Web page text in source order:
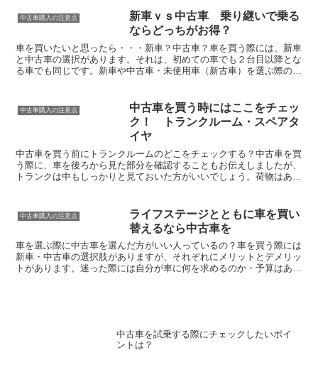
中古車購入の注意点
新車ｖｓ中古車 乗り継いで乗る
ならどっちがお得？
車を買いたいと思ったら・・・新車？中古車？車を買う際には、新車
と中古車の選択があります。それは、初めての車でも２台目以降とな
る車でも同じです。新車や中古車・未使用車（新古車）を選ぶ際のメ
中古車購入の注意点
中古車を買う時にはここをチェッ
ク！ トランクルーム・スペアタ
イヤ
中古車を買う前にトランクルームのどこをチェックする？中古車を買
う際に、車を後ろから見た部分を確認することもお伝えしましたが、
トランクは中もしっかりと見ておいた方がいいでしょう。荷物はあま
中古車購入の注意点
ライフステージとともに車を買い
替えるなら中古車を
車を選ぶ際に中古車を選んだ方がいい人っているの？車を買う際には
新車・中古車の選択肢がありますが、それぞれにメリットとデメリッ
トがあります。迷った際には自分が車に何を求めるのか・予算はある
中古車を試乗する際にチェックしたいポイ
ントは？